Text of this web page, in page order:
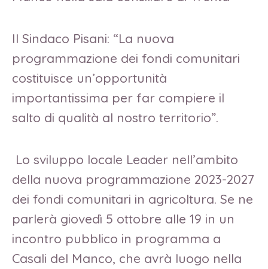
Il Sindaco Pisani: “La nuova
programmazione dei fondi comunitari
costituisce un’opportunità
importantissima per far compiere il
salto di qualità al nostro territorio”.
Lo sviluppo locale Leader nell’ambito
della nuova programmazione 2023-2027
dei fondi comunitari in agricoltura. Se ne
parlerà giovedì 5 ottobre alle 19 in un
incontro pubblico in programma a
Casali del Manco, che avrà luogo nella